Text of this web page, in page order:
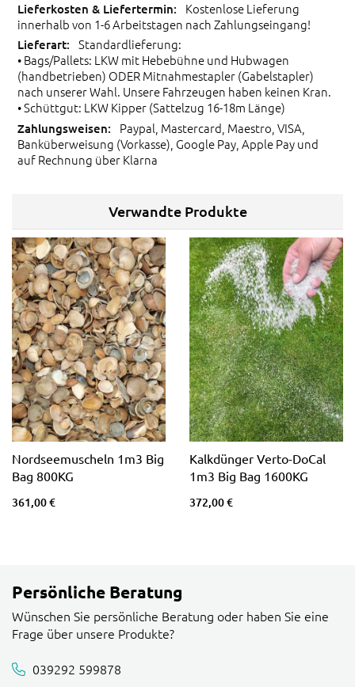
Kostenlose Lieferung
innerhalb von 1-6 Arbeitstagen nach Zahlungseingang!
Standardlieferung:
• Bags/Pallets: LKW mit Hebebühne und Hubwagen
(handbetrieben) ODER Mitnahmestapler (Gabelstapler)
nach unserer Wahl. Unsere Fahrzeugen haben keinen Kran.
• Schüttgut: LKW Kipper (Sattelzug 16-18m Länge)
Paypal, Mastercard, Maestro, VISA,
Banküberweisung (Vorkasse), Google Pay, Apple Pay und
auf Rechnung über Klarna
Verwandte Produkte
Nordseemuscheln 1m3 Big
Bag 800KG
361,00 €
Kalkdünger Verto-DoCal
1m3 Big Bag 1600KG
372,00 €
Persönliche Beratung
Wünschen Sie persönliche Beratung oder haben Sie eine
Frage über unsere Produkte?
039292 599878